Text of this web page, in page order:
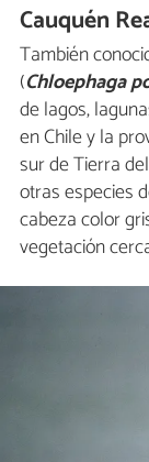
Cauquén
También
(Chloephaga
de lagos,
en Chile y la
sur de Tierra
otras especies
cabeza color
vegetación